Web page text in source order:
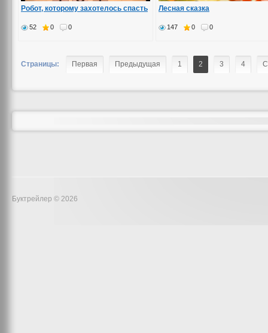
Робот, которому захотелось спасть
52 0 0
Лесная сказка
147 0 0
Страницы: Первая Предыдущая 1 2 3 4
Буктрейлер © 2026